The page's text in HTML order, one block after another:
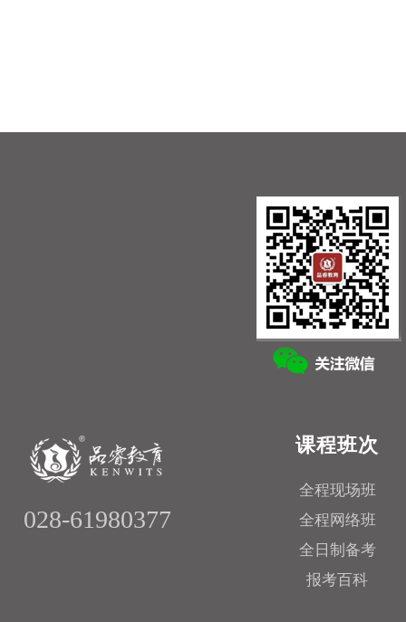
028-61980377
课程班次
全程现场班
全程网络班
全日制备考
报考百科